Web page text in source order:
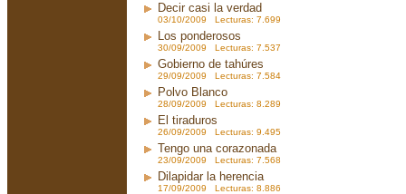
Decir casi la verdad
03/10/2009 Lecturas: 7.699
Los ponderosos
30/09/2009 Lecturas: 7.537
Gobierno de tahúres
29/09/2009 Lecturas: 7.584
Polvo Blanco
28/09/2009 Lecturas: 8.289
El tiraduros
26/09/2009 Lecturas: 9.495
Tengo una corazonada
23/09/2009 Lecturas: 7.568
Dilapidar la herencia
17/09/2009 Lecturas: 8.886